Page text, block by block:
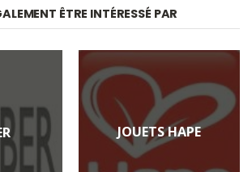
ÊTRE INTÉRESSÉ PAR
JOUETS HAPE